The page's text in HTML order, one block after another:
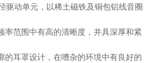
驱动单元，以稀土磁铁及铜包铝线音圈
率范围中有高的清晰度，并具深厚和紧
的耳罩设计，在嘈杂的环境中有良好的